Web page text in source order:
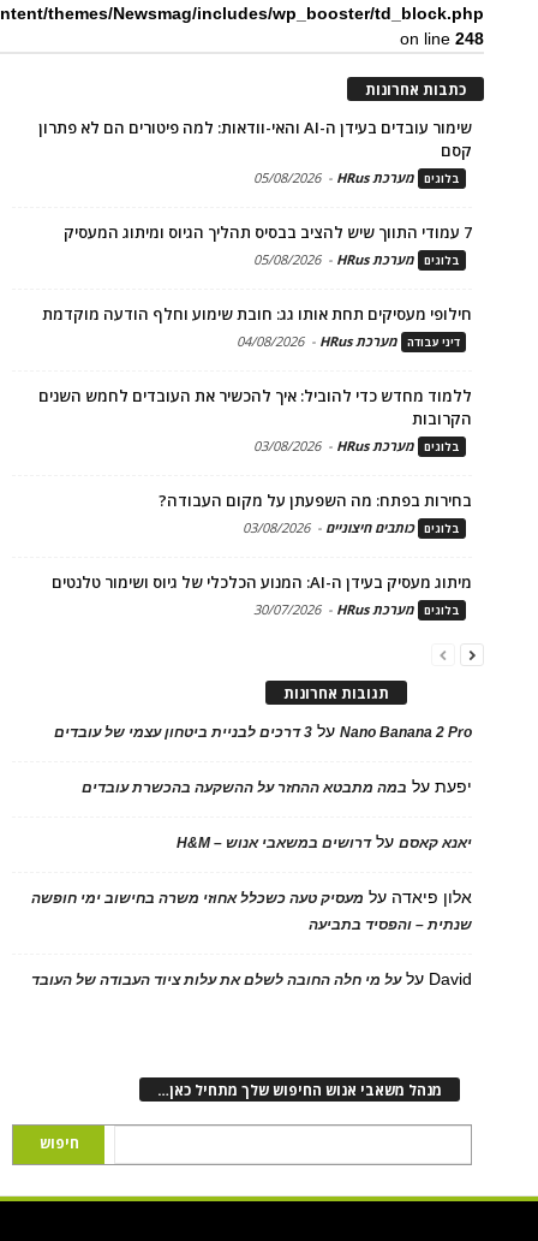
themes/Newsmag/includes/wp_booster/td_block.php
on line248
כתבות אחרונות
שימור עובדים בעידן ה-AI והאי-וודאות: למה פיטורים הם לא פתרון
קסם
בלוגים מערכת HRus -
05/08/2026
7 עמודי התווך שיש להציב בבסיס תהליך הגיוס ומיתוג המעסיק
בלוגים מערכת HRus -
05/08/2026
חילופי מעסיקים תחת אותו גג: חובת שימוע וחלף הודעה מוקדמת
דיני עבודה מערכת HRus -
04/08/2026
ללמוד מחדש כדי להוביל: איך להכשיר את העובדים לחמש השנים
הקרובות
בלוגים מערכת HRus -
03/08/2026
בחירות בפתח: מה השפעתן על מקום העבודה?
בלוגים כותבים חיצוניים -
03/08/2026
מיתוג מעסיק בעידן ה-AI: המנוע הכלכלי של גיוס ושימור טלנטים
בלוגים מערכת HRus -
30/07/2026
תגובות אחרונות
Nano Banana 2 Proעל 3 דרכים לבניית ביטחון עצמי של עובדים
יפעתעל במה מתבטא ההחזר על ההשקעה בהכשרת עובדים
יאנא קאסםעלדרושים במשאבי אנוש – H&M
אלון פיאדה על מעסיק טעה כשכלל אחוזי משרה בחישוב ימי חופשה
שנתית – והפסיד בתביעה
David עלעל מי חלה החובה לשלם את עלות ציוד העבודה של העובד
מנהל משאבי אנוש החיפוש שלך מתחיל כאן…